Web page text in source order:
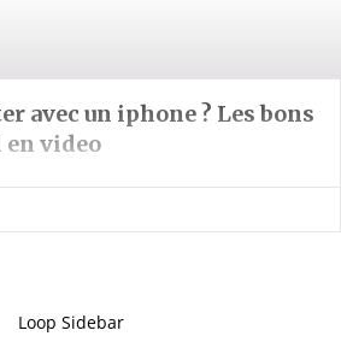
avec un iphone ? Les bons
en video
Loop Sidebar